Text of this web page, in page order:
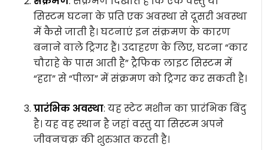
सिस्टम घटना के प्रति एक अवस्था से दूसरी अवस्था
में कैसे जाती है। घटनाएं इन संक्रमण के कारण
बनाने वाले ट्रिगर हैं। उदाहरण के लिए, घटना “कार
चौराहे के पास आती है” ट्रैफिक लाइट सिस्टम में
“हरा” से “पीला” में संक्रमण को ट्रिगर कर सकती है।
प्रारंभिक अवस्था: यह स्टेट मशीन का प्रारंभिक बिंदु
है। यह वह स्थान है जहां वस्तु या सिस्टम अपने
जीवनचक्र की शुरुआत करती है।